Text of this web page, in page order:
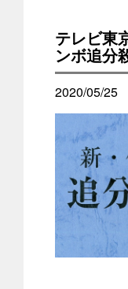
テレビ東
ンボ追分
2020/05/25